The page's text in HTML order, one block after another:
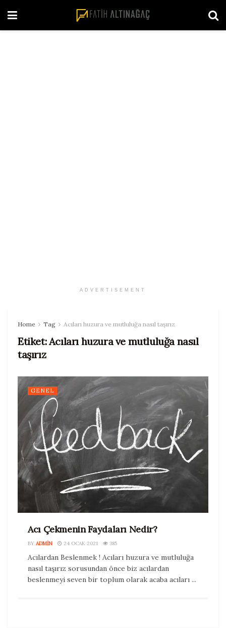
ADVERTISEMENT
Home Tag Acıları huzura ve mutluluğa nasıl taşırız
Etiket:Acıları huzura ve mutluluğa nasıl
taşırız
GENEL
Acı Çekmenin Faydaları Nedir?
BY ADMIN 24 OCAK 2021 385
Acılardan Beslenmek ! Acıları huzura ve mutluluğa
nasıl taşırız sorusundan önce biz acılardan
beslenmeyi seven bir toplum olarak acaba acıları ...